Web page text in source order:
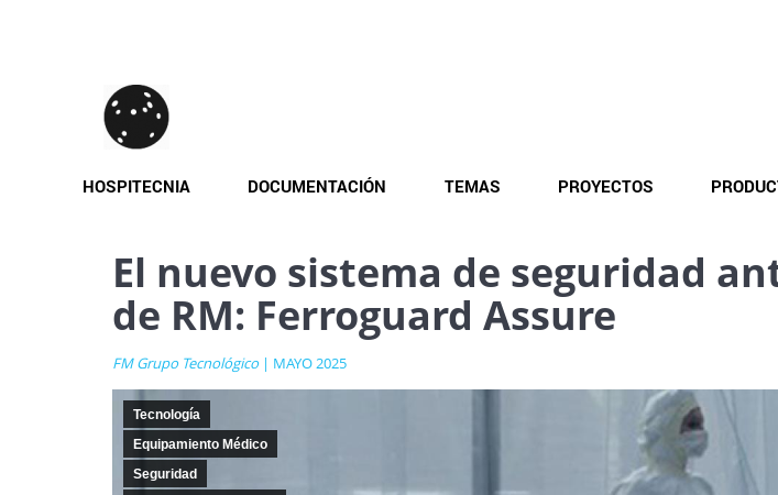
HOSPITECNIA DOCUMENTACIÓN TEMAS PROYECTOS
El nuevo sistema de seguridad
de RM: Ferroguard Assure
FM Grupo Tecnológico| MAYO 2025
Tecnología
Equipamiento Médico
Seguridad